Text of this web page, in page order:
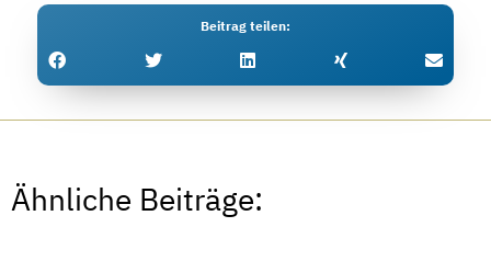
Beitrag teilen
Ähnliche Beiträge: